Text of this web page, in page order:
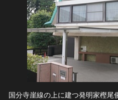
文化遺産データベース
国指定文化財等データベース
国分寺崖線の上に建つ発明家樫尾